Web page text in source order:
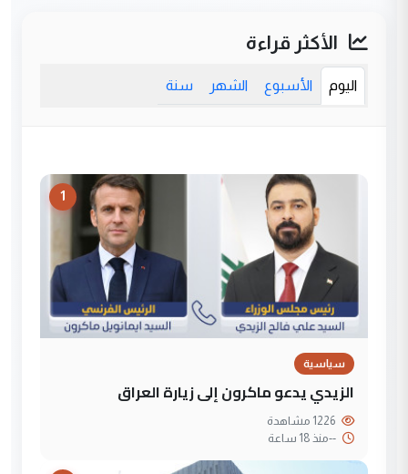
الأكثر قراءة
اليوم الأسبوع الشهر سنة
1
سياسية
الزيدي يدعو ماكرون إلى زيارة العراق
--منذ 18 ساعة